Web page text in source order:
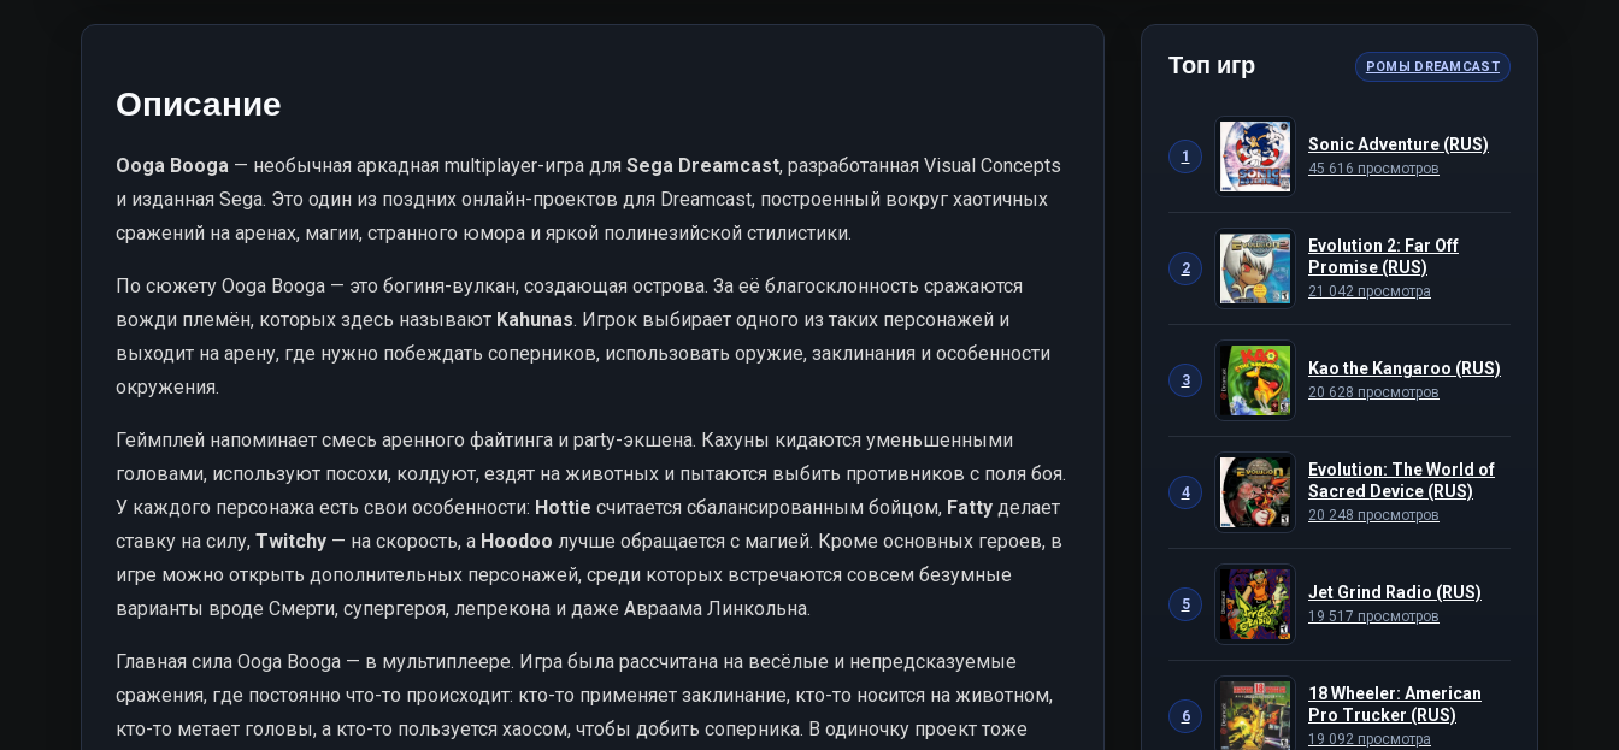
Описание
Ooga Booga — необычная аркадная multiplayer-игра для Sega Dreamcast, разработанная Visual Concepts
и изданная Sega. Это один из поздних онлайн-проектов для Dreamcast, построенный вокруг хаотичных
сражений на аренах, магии, странного юмора и яркой полинезийской стилистики.
По сюжету Ooga Booga — это богиня-вулкан, создающая острова. За её благосклонность сражаются
вожди племён, которых здесь называют Kahunas. Игрок выбирает одного из таких персонажей и
выходит на арену, где нужно побеждать соперников, использовать оружие, заклинания и особенности
окружения.
Геймплей напоминает смесь аренного файтинга и party-экшена. Кахуны кидаются уменьшенными
головами, используют посохи, колдуют, ездят на животных и пытаются выбить противников с поля боя.
У каждого персонажа есть свои особенности: Hottie считается сбалансированным бойцом, Fatty делает
ставку на силу, Twitchy — на скорость, а Hoodoo лучше обращается с магией. Кроме основных героев, в
игре можно открыть дополнительных персонажей, среди которых встречаются совсем безумные
варианты вроде Смерти, супергероя, лепрекона и даже Авраама Линкольна.
Главная сила Ooga Booga — в мультиплеере. Игра была рассчитана на весёлые и непредсказуемые
сражения, где постоянно что-то происходит: кто-то применяет заклинание, кто-то носится на животном,
кто-то метает головы, а кто-то пользуется хаосом, чтобы добить соперника. В одиночку проект тоже
Топ игр РОМЫ DREAMCAST
1
Sonic Adventure (RUS)
45 616 просмотров
2
Evolution 2: Far Off
Promise (RUS)
21 042 просмотра
3
Kao the Kangaroo (RUS)
20 628 просмотров
4
Evolution: The World of
Sacred Device (RUS)
20 248 просмотров
5
Jet Grind Radio (RUS)
19 517 просмотров
6
18 Wheeler: American
Pro Trucker (RUS)
19 092 просмотра